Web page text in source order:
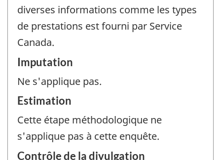
diverses informations comme les types
de prestations est fourni par Service
Canada.
Imputation
Ne s'applique pas.
Estimation
Cette étape méthodologique ne
s'applique pas à cette enquête.
Contrôle de la divulgation